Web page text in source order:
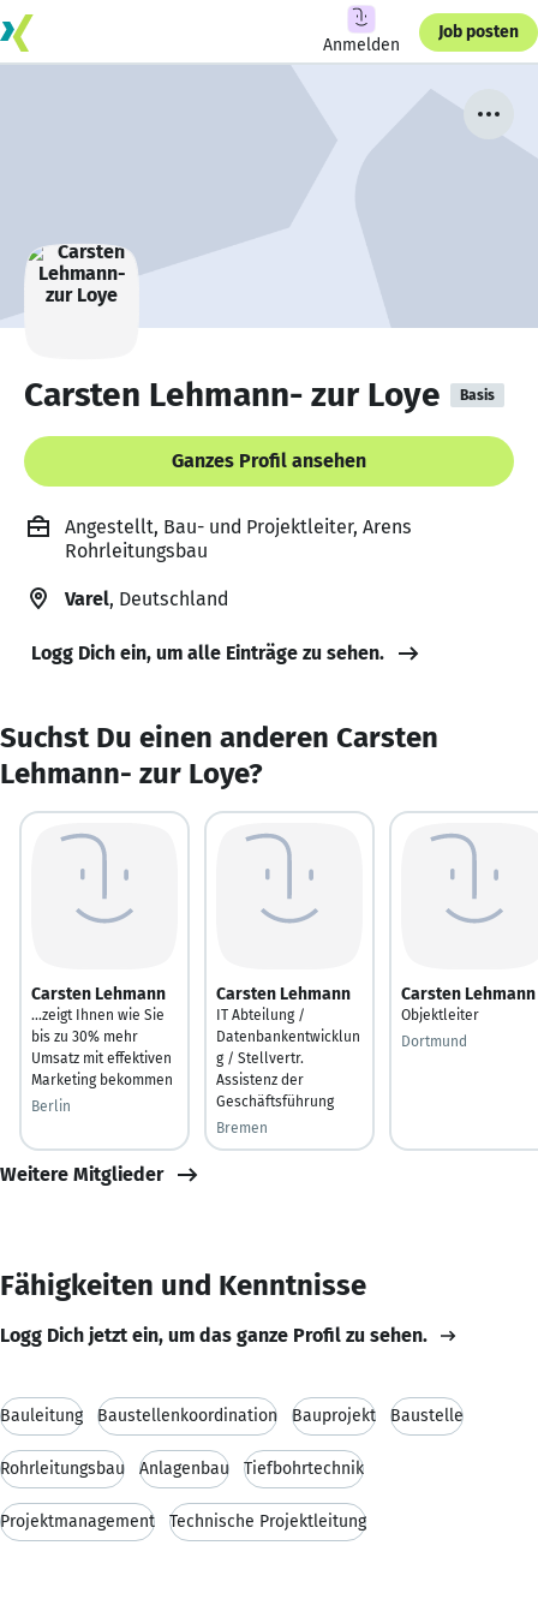
Anmelden
Job posten
Carsten Lehmann- zur Loye Basis
Ganzes Profil ansehen
Angestellt, Bau- und Projektleiter, Arens
Rohrleitungsbau
Varel, Deutschland
Logg Dich ein, um alle Einträge zu sehen.
Suchst Du einen anderen Carsten
Lehmann- zur Loye?
Carsten Lehmann
...zeigt Ihnen wie Sie
bis zu 30% mehr
Umsatz mit effektiven
Marketing bekommen
Berlin
Carsten Lehmann
IT Abteilung /
Datenbankentwicklun
g / Stellvertr.
Assistenz der
Geschäftsführung
Bremen
Carsten Lehmann
Objektleiter
Dortmund
Weitere Mitglieder
Fähigkeiten und Kenntnisse
Logg Dich jetzt ein, um das ganze Profil zu sehen.
Bauleitung Baustellenkoordination Bauprojekt Baustelle
Rohrleitungsbau Anlagenbau Tiefbohrtechnik
Projektmanagement Technische Projektleitung